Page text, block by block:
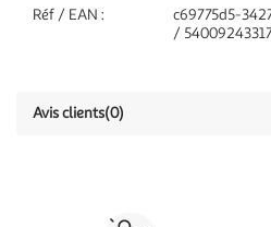
Réf / EAN :
c69775d5-
/
Avis clients(0)